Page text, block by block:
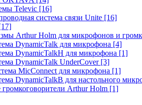
Televic [16]
система связи Unite [16]
Arthur Holm для микрофонов и
DynamicTalk для микрофона [4]
DynamicTalkH для микрофона [1]
DynamicTalk UnderCover [3]
MicConnect для микрофона [1]
DynamicTalkB для настольного
Arthur Holm [1]